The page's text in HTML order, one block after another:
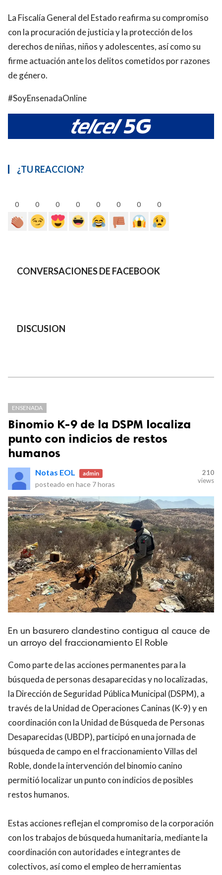
La Fiscalía General del Estado reafirma su compromiso
con la procuración de justicia y la protección de los
derechos de niñas, niños y adolescentes, así como su
firme actuación ante los delitos cometidos por razones
de género.
#SoyEnsenadaOnline
¿TU REACCION?
0 0 0 0 0 0 0 0
CONVERSACIONES DE FACEBOOK
DISCUSION
ENSENADA
Binomio K-9 de la DSPM localiza
punto con indicios de restos
humanos
Notas EOL admin
posteado en hace 7 horas
210
views
En un basurero clandestino contigua al cauce de
un arroyo del fraccionamiento El Roble
Como parte de las acciones permanentes para la
búsqueda de personas desaparecidas y no localizadas,
la Dirección de Seguridad Pública Municipal (DSPM), a
través de la Unidad de Operaciones Caninas (K-9) y en
coordinación con la Unidad de Búsqueda de Personas
Desaparecidas (UBDP), participó en una jornada de
búsqueda de campo en el fraccionamiento Villas del
Roble, donde la intervención del binomio canino
permitió localizar un punto con indicios de posibles
restos humanos.
Estas acciones reflejan el compromiso de la corporación
con los trabajos de búsqueda humanitaria, mediante la
coordinación con autoridades e integrantes de
colectivos, así como el empleo de herramientas